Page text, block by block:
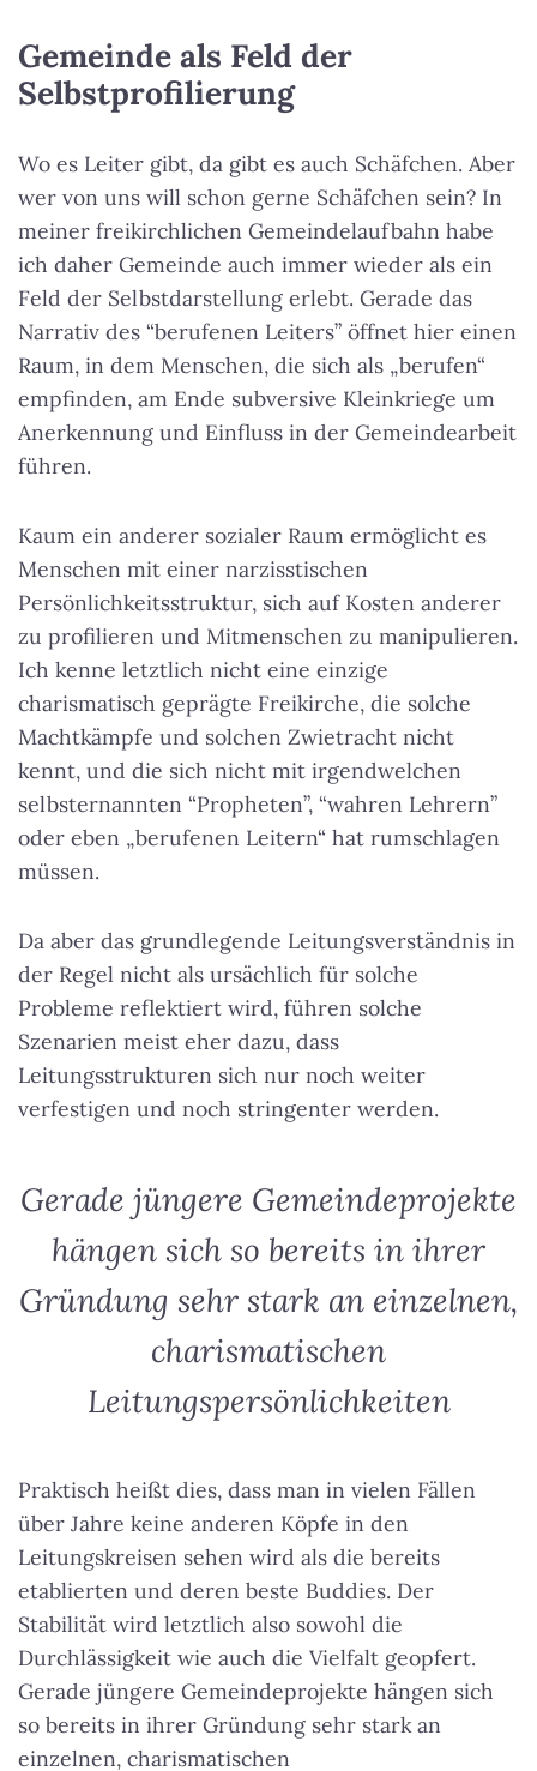
Gemeinde als Feld der
Selbstprofilierung
Wo es Leiter gibt, da gibt es auch Schäfchen. Aber
wer von uns will schon gerne Schäfchen sein? In
meiner freikirchlichen Gemeindelaufbahn habe
ich daher Gemeinde auch immer wieder als ein
Feld der Selbstdarstellung erlebt. Gerade das
Narrativ des “berufenen Leiters” öffnet hier einen
Raum, in dem Menschen, die sich als „berufen“
empfinden, am Ende subversive Kleinkriege um
Anerkennung und Einfluss in der Gemeindearbeit
führen.
Kaum ein anderer sozialer Raum ermöglicht es
Menschen mit einer narzisstischen
Persönlichkeitsstruktur, sich auf Kosten anderer
zu profilieren und Mitmenschen zu manipulieren.
Ich kenne letztlich nicht eine einzige
charismatisch geprägte Freikirche, die solche
Machtkämpfe und solchen Zwietracht nicht
kennt, und die sich nicht mit irgendwelchen
selbsternannten “Propheten”, “wahren Lehrern”
oder eben „berufenen Leitern“ hat rumschlagen
müssen.
Da aber das grundlegende Leitungsverständnis in
der Regel nicht als ursächlich für solche
Probleme reflektiert wird, führen solche
Szenarien meist eher dazu, dass
Leitungsstrukturen sich nur noch weiter
verfestigen und noch stringenter werden.
Gerade jüngere Gemeindeprojekte
hängen sich so bereits in ihrer
Gründung sehr stark an einzelnen,
charismatischen
Leitungspersönlichkeiten
Praktisch heißt dies, dass man in vielen Fällen
über Jahre keine anderen Köpfe in den
Leitungskreisen sehen wird als die bereits
etablierten und deren beste Buddies. Der
Stabilität wird letztlich also sowohl die
Durchlässigkeit wie auch die Vielfalt geopfert.
Gerade jüngere Gemeindeprojekte hängen sich
so bereits in ihrer Gründung sehr stark an
einzelnen, charismatischen